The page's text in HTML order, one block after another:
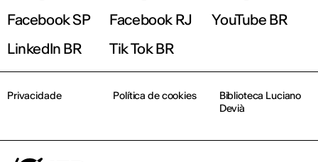
Facebook SP
Facebook RJ
YouTube BR
LinkedIn BR
Tik Tok BR
Privacidade Política de cookies
Biblioteca Luciano
Devià